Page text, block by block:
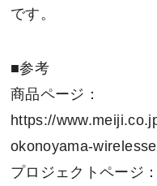
です。
■参考
商品ページ：
https://
okonoyama-
プロジェクトページ：